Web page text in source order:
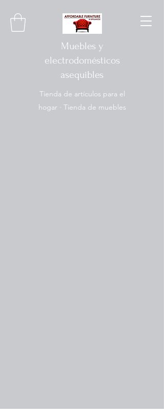
Muebles y
electrodomésticos
asequibles
Tienda de artículos para el
hogar · Tienda de muebles